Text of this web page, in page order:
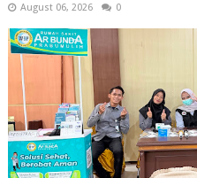
August 06, 2026 0